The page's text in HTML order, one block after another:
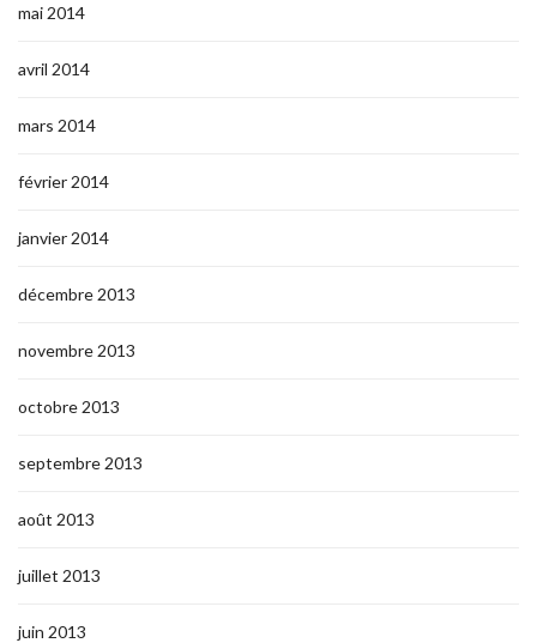
mai 2014
avril 2014
mars 2014
février 2014
janvier 2014
décembre 2013
novembre 2013
octobre 2013
septembre 2013
août 2013
juillet 2013
juin 2013